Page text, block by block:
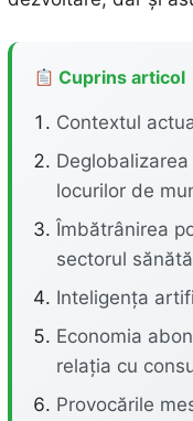
Cuprins articol
Contextul
locurilor de
Îmbătrânirea
sectorul
Inteligența
Economia
relația cu
Provocările